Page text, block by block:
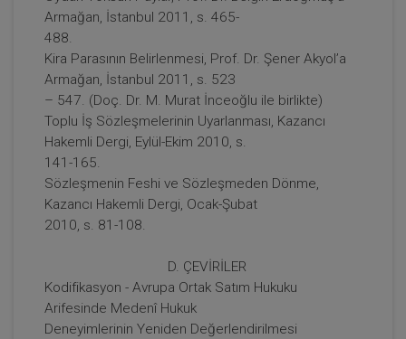
Borçların İfası ve İfa Edilmemesi - III. Borçlar
Hukuku Kongresi - IX. Oturum Video Kaydı
360 TL Sepete Ekle
Tüketici Hukuku Enstitüsü
Armağan, İstanbul 2011, s. 465-
488.
Kira Parasının Belirlenmesi, Prof. Dr. Şener Akyol’a
Armağan, İstanbul 2011, s. 523
– 547. (Doç. Dr. M. Murat İnceoğlu ile birlikte)
Toplu İş Sözleşmelerinin Uyarlanması, Kazancı
Hakemli Dergi, Eylül-Ekim 2010, s.
141-165.
Sözleşmenin Feshi ve Sözleşmeden Dönme,
Kazancı Hakemli Dergi, Ocak-Şubat
2010, s. 81-108.
D. ÇEVİRİLER
Kodifikasyon - Avrupa Ortak Satım Hukuku
Arifesinde Medenî Hukuk
Deneyimlerinin Yeniden Değerlendirilmesi